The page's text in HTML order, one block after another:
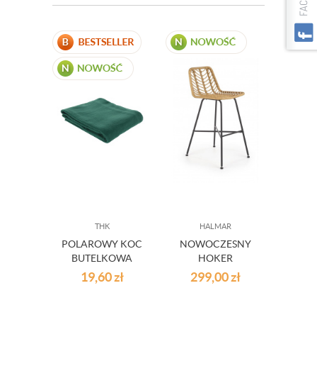
THK
POLAROWY KOC
BUTELKOWA
ZIELEŃ
19,60zł
HALMAR
NOWOCZESNY
HOKER
299,00zł